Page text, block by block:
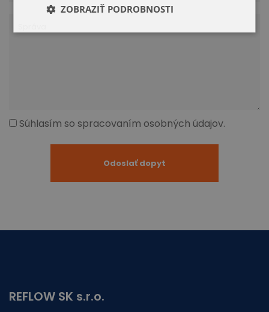
Súhlasím so spracovaním osobných údajov.
REFLOW SK s.r.o.
ZOBRAZIŤ PODROBNOSTI